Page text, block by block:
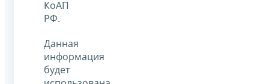
КоАП
РФ.
Данная
информация
будет